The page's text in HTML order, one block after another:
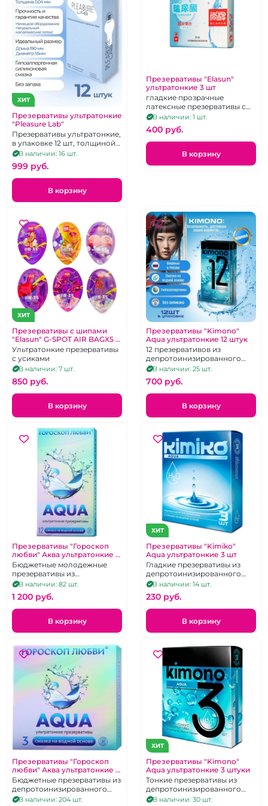
ХИТ
Презервативы ультратонкие
"Pleasure Lab"
Презервативы ультратонкие,
в упаковке 12 шт, толщиной
0,04 мм.
В наличии: 16 шт.
999 pуб.
В корзину
Презервативы "Elasun"
ультратонкие 3 шт
гладкие прозрачные
латексные презервативы с
увеличенной смазкой, 3
штуки
В наличии: 1 шт.
400 pуб.
В корзину
ХИТ
Презервативы с шипами
"Elasun" G-SPOT AIR BAGX5 в
кейсе 1 шт
Ультратонкие презервативы
с усиками
В наличии: 7 шт.
850 pуб.
В корзину
Презервативы "Kimono"
Aqua ультратонкие 12 штук
12 презервативов из
депротоинизированного
латекса, со смазкой на
водной основе
В наличии: 25 шт.
700 pуб.
В корзину
Презервативы "Гороскоп
любви" Аква ультратонкие 12
шт
Бюджетные молодежные
презервативы из
депротоинизированного
латекса
В наличии: 82 шт.
1 200 pуб.
В корзину
ХИТ
Презервативы "Kimiko"
Aqua ультратонкие 3 шт
Гладкие презервативы из
депротоинизированного
латекса,
В наличии: 14 шт.
230 pуб.
В корзину
Презервативы "Гороскоп
любви" Аква ультратонкие 3
шт
Бюджетные презервативы из
депротоинизированного
латекса со смазкой на
В наличии: 204 шт.
ХИТ
Презервативы "Kimono"
Aqua ультратонкие 3 штуки
Тонкие презервативы из
депротоинизированного
латекса со смазкой на
В наличии: 30 шт.